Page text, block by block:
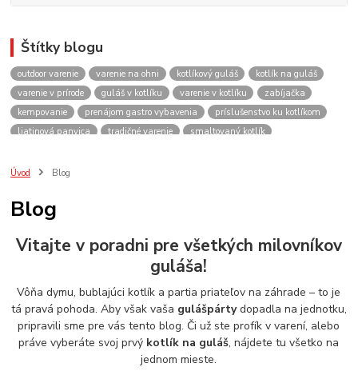
Štítky blogu
outdoor varenie varenie na ohni kotlíkový guláš
kotlík na guláš
varenie v prírode
guláš v kotlíku varenie v kotlíku
zabíjačka
kempovanie
prenájom gastro vybavenia
príslušenstvo ku kotlíkom
liatinová panvica
tradičné varenie
smaltovaný kotlík
akcie
spoločenské akcie
rental
varenie gulášu
požičovňa hrncov nerezový hrniec 30l
oslava
výber kotlíka
Úvod Blog
Blog
Vitajte v poradni pre všetkých milovníkov
guláša!
Vôňa dymu, bublajúci kotlík a partia priateľov na záhrade – to je
tá pravá pohoda. Aby však vaša gulášpártydopadla na jednotku,
pripravili sme pre vás tento blog. Či už ste profík v varení, alebo
práve vyberáte svoj prvý kotlík na guláš, nájdete tu všetko na
jednom mieste.